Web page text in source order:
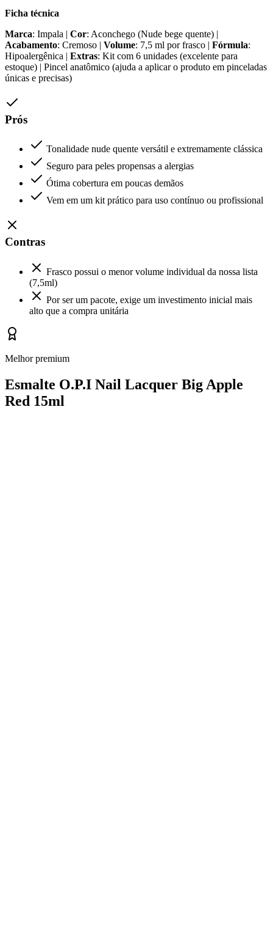
Ficha técnica
Marca: Impala | Cor: Aconchego (Nude bege quente) |
Acabamento: Cremoso | Volume: 7,5 ml por frasco | Fórmula:
Hipoalergênica | Extras: Kit com 6 unidades (excelente para
estoque) | Pincel anatômico (ajuda a aplicar o produto em pinceladas
únicas e precisas)
Prós
Tonalidade nude quente versátil e extremamente clássica
Seguro para peles propensas a alergias
Ótima cobertura em poucas demãos
Vem em um kit prático para uso contínuo ou profissional
Contras
Frasco possui o menor volume individual da nossa lista
(7,5ml)
Por ser um pacote, exige um investimento inicial mais
alto que a compra unitária
Melhor premium
Esmalte O.P.I Nail Lacquer Big Apple
Red 15ml